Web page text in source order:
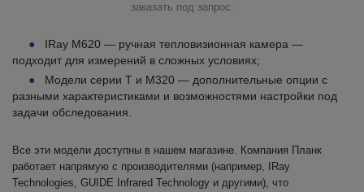
заказать под запрос:
IRay M620 — ручная тепловизионная камера —
подходит для измерений в сложных условиях;
Модели серии T и M320 — дополнительные опции с
разными характеристиками и возможностями настройки под
задачи обследования.
Все эти модели доступны в нашем магазине. Компания Планк
работает напрямую с производителями (например, IRay
Technologies, GUIDE Infrared Technology и другими), что